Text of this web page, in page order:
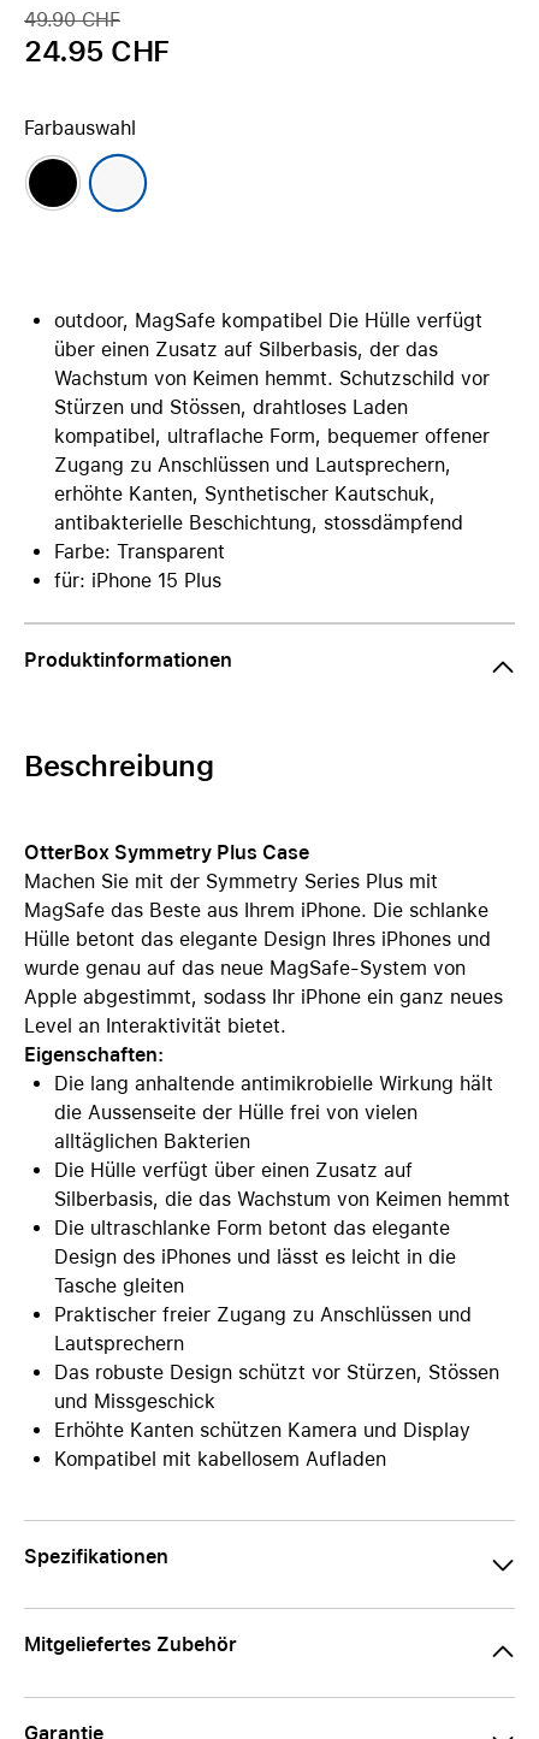
49.90 CHF
24.95 CHF
Farbauswahl
outdoor, MagSafe kompatibel Die Hülle verfügt
über einen Zusatz auf Silberbasis, der das
Wachstum von Keimen hemmt. Schutzschild vor
Stürzen und Stössen, drahtloses Laden
kompatibel, ultraflache Form, bequemer offener
Zugang zu Anschlüssen und Lautsprechern,
erhöhte Kanten, Synthetischer Kautschuk,
antibakterielle Beschichtung, stossdämpfend
Farbe: Transparent
für: iPhone 15 Plus
Produktinformationen
Beschreibung
OtterBox Symmetry Plus Case
Machen Sie mit der Symmetry Series Plus mit
MagSafe das Beste aus Ihrem iPhone. Die schlanke
Hülle betont das elegante Design Ihres iPhones und
wurde genau auf das neue MagSafe-System von
Apple abgestimmt, sodass Ihr iPhone ein ganz neues
Level an Interaktivität bietet.
Eigenschaften:
Die lang anhaltende antimikrobielle Wirkung hält
die Aussenseite der Hülle frei von vielen
alltäglichen Bakterien
Die Hülle verfügt über einen Zusatz auf
Silberbasis, die das Wachstum von Keimen hemmt
Die ultraschlanke Form betont das elegante
Design des iPhones und lässt es leicht in die
Tasche gleiten
Praktischer freier Zugang zu Anschlüssen und
Lautsprechern
Das robuste Design schützt vor Stürzen, Stössen
und Missgeschick
Erhöhte Kanten schützen Kamera und Display
Kompatibel mit kabellosem Aufladen
Spezifikationen
Mitgeliefertes Zubehör
Garantie